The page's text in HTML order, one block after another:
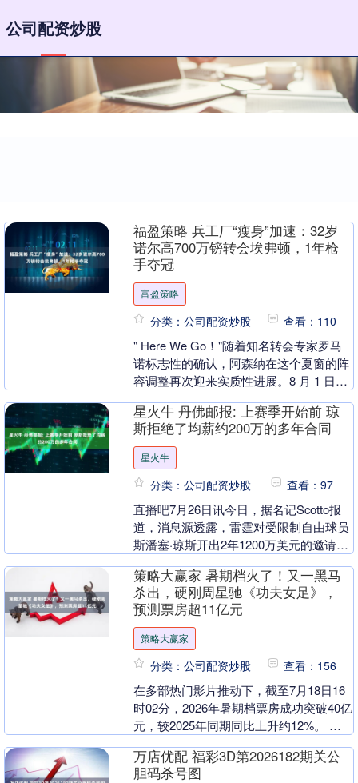
公司配资炒股
福盈策略 兵工厂“瘦身”加速：32岁
诺尔高700万镑转会埃弗顿，1年枪
手夺冠
富盈策略
分类：公司配资炒股 查看：110
" Here We Go！"随着知名转会专家罗马
诺标志性的确认，阿森纳在这个夏窗的阵
容调整再次迎来实质性进展。8 月 1 日，
星火牛 丹佛邮报: 上赛季开始前 琼
斯拒绝了均薪约200万的多年合同
星火牛
分类：公司配资炒股 查看：97
直播吧7月26日讯今日，据名记Scotto报
道，消息源透露，雷霆对受限制自由球员
斯潘塞·琼斯开出2年1200万美元的邀请合
月....
策略大赢家 暑期档火了！又一黑马
杀出，硬刚周星驰《功夫女足》，
预测票房超11亿元
策略大赢家
分类：公司配资炒股 查看：156
在多部热门影片推动下，截至7月18日16
时02分，2026年暑期档票房成功突破40亿
元，较2025年同期同比上升约12%。 此
万店优配 福彩3D第2026182期关公
胆码杀号图